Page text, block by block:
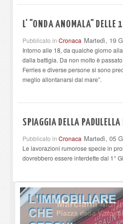
L' "ONDA ANOMALA" DELLE
Pubblicato in Cronaca Martedì, 19
Intorno alle 18, da qualche giorno
dalla battigia. Da non molto è
Ferries e diverse persone si sono
meglio allontanarsi dal mare”.
SPIAGGIA DELLA
Pubblicato in Cronaca Martedì, 05
Le lavorazioni rumorose specie in
dovrebbero essere interdette dal 1°